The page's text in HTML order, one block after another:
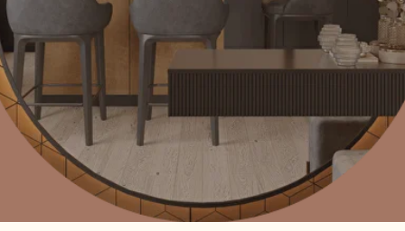
Зачем нужен
дизайн-проект?
Дизайн-проект дома помогает заранее понять, как
будет устроено пространство и как всё будет
работать вместе. Каждый проект интерьера
уникален, ведь он строится вокруг привычек и
потребностей конкретной семьи. Спокойный,
профессиональный подход к проектированию
внушает доверие. Каждый шаг процесса понятен, а
итогом становится дом, как вы хотели
Из-за отсутствия проекта процесс ремонта
становится неуправляемым